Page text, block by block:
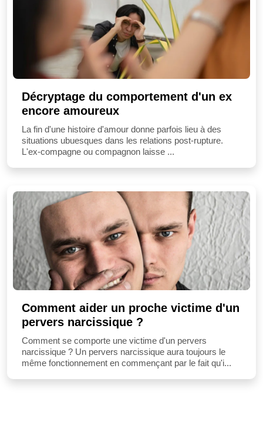
Décryptage du comportement d'un ex
encore amoureux
La fin d'une histoire d'amour donne parfois lieu à des
situations ubuesques dans les relations post-rupture.
L'ex-compagne ou compagnon laisse ...
Comment aider un proche victime d'un
pervers narcissique ?
Comment se comporte une victime d'un pervers
narcissique ? Un pervers narcissique aura toujours le
même fonctionnement en commençant par le fait qu'i...